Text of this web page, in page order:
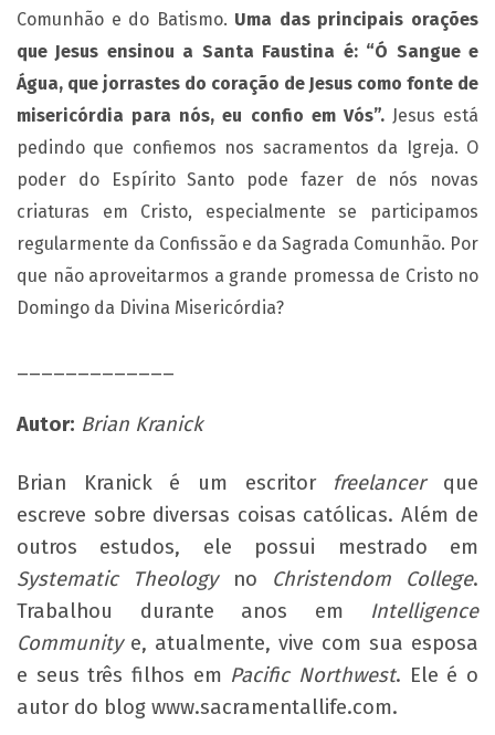
Comunhão e do Batismo. Uma das principais orações
que Jesus ensinou a Santa Faustina é: “Ó Sangue e
Água, que jorrastes do coração de Jesus como fonte de
misericórdia para nós, eu confio em Vós”. Jesus está
pedindo que confiemos nos sacramentos da Igreja. O
poder do Espírito Santo pode fazer de nós novas
criaturas em Cristo, especialmente se participamos
regularmente da Confissão e da Sagrada Comunhão. Por
que não aproveitarmos a grande promessa de Cristo no
Domingo da Divina Misericórdia?
Autor: Brian Kranick
Brian Kranick é um escritor freelancerque
escreve sobre diversas coisas católicas. Além de
outros estudos, ele possui mestrado em
Systematic Theologyno Christendom College.
Trabalhou durante anos em Intelligence
Communitye, atualmente, vive com sua esposa
e seus três filhos em Pacific Northwest. Ele é o
autor do blog www.sacramentallife.com.